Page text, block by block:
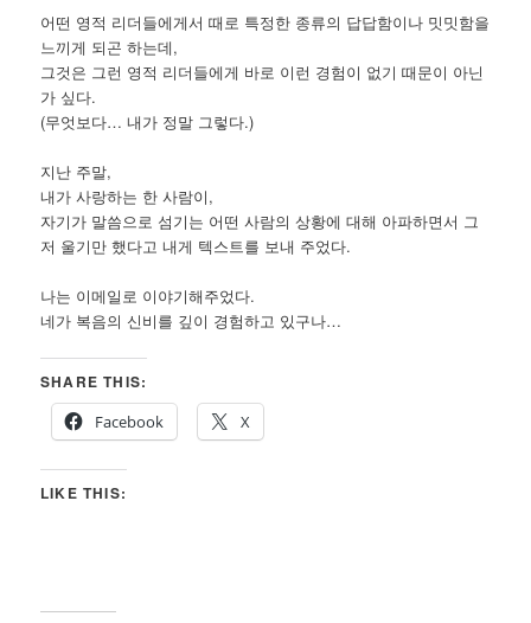
어떤 영적 리더들에게서 때로 특정한 종류의 답답함이나 밋밋함을
느끼게 되곤 하는데,
그것은 그런 영적 리더들에게 바로 이런 경험이 없기 때문이 아닌
가 싶다.
(무엇보다… 내가 정말 그렇다.)
지난 주말,
내가 사랑하는 한 사람이,
자기가 말씀으로 섬기는 어떤 사람의 상황에 대해 아파하면서 그
저 울기만 했다고 내게 텍스트를 보내 주었다.
나는 이메일로 이야기해주었다.
네가 복음의 신비를 깊이 경험하고 있구나…
SHARE THIS:
Facebook
X
LIKE THIS: